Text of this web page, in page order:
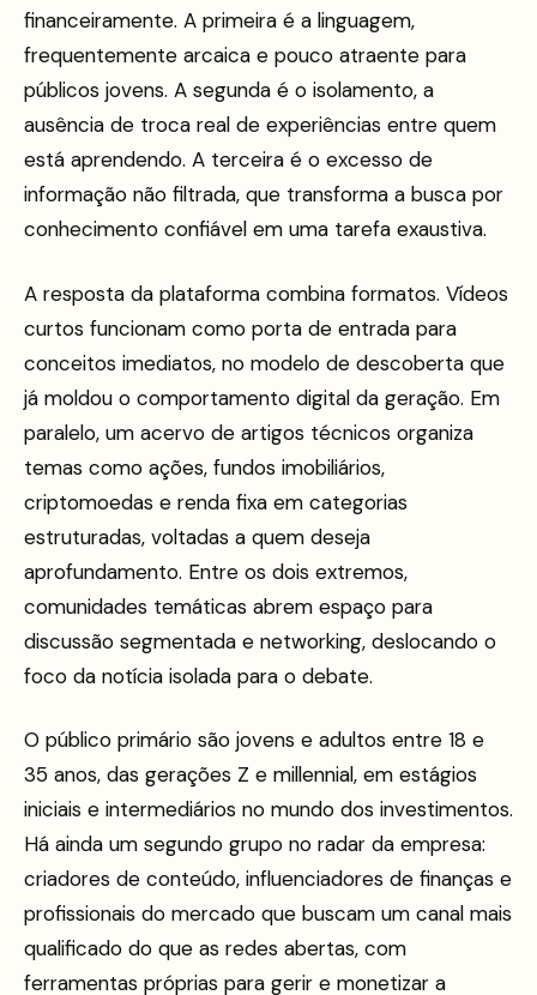
financeiramente. A primeira é a linguagem,
frequentemente arcaica e pouco atraente para
públicos jovens. A segunda é o isolamento, a
ausência de troca real de experiências entre quem
está aprendendo. A terceira é o excesso de
informação não filtrada, que transforma a busca por
conhecimento confiável em uma tarefa exaustiva.
A resposta da plataforma combina formatos. Vídeos
curtos funcionam como porta de entrada para
conceitos imediatos, no modelo de descoberta que
já moldou o comportamento digital da geração. Em
paralelo, um acervo de artigos técnicos organiza
temas como ações, fundos imobiliários,
criptomoedas e renda fixa em categorias
estruturadas, voltadas a quem deseja
aprofundamento. Entre os dois extremos,
comunidades temáticas abrem espaço para
discussão segmentada e networking, deslocando o
foco da notícia isolada para o debate.
O público primário são jovens e adultos entre 18 e
35 anos, das gerações Z e millennial, em estágios
iniciais e intermediários no mundo dos investimentos.
Há ainda um segundo grupo no radar da empresa:
criadores de conteúdo, influenciadores de finanças e
profissionais do mercado que buscam um canal mais
qualificado do que as redes abertas, com
ferramentas próprias para gerir e monetizar a